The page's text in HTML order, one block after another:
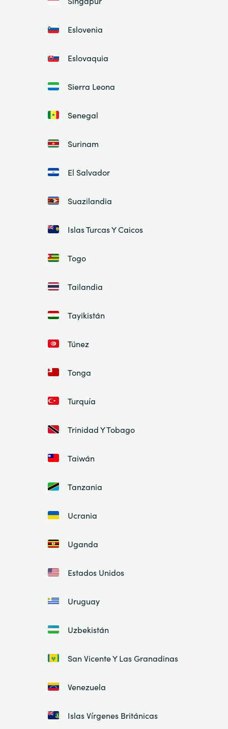
Eslovenia
Eslovaquia
Sierra Leona
Senegal
Surinam
El Salvador
Suazilandia
Islas Turcas Y Caicos
Togo
Tailandia
Tayikistán
Túnez
Tonga
Turquía
Trinidad Y Tobago
Taiwán
Tanzania
Ucrania
Uganda
Estados Unidos
Uruguay
Uzbekistán
San Vicente Y Las Granadinas
Venezuela
Islas Vírgenes Británicas